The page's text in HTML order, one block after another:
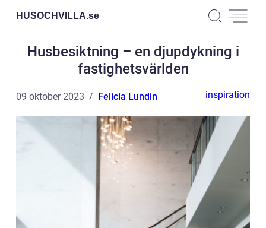
HUSOCHVILLA.se
Husbesiktning – en djupdykning i
fastighetsvärlden
09 oktober 2023 Felicia Lundin inspiration